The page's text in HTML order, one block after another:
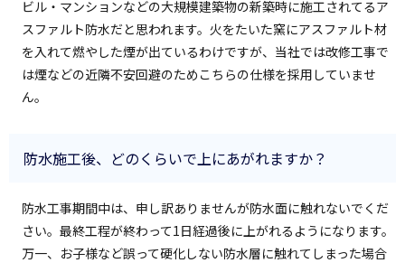
ビル・マンションなどの大規模建築物の新築時に施工されてるア
スファルト防水だと思われます。火をたいた窯にアスファルト材
を入れて燃やした煙が出ているわけですが、当社では改修工事で
は煙などの近隣不安回避のためこちらの仕様を採用していませ
ん。
防水施工後、どのくらいで上にあがれますか？
防水工事期間中は、申し訳ありませんが防水面に触れないでくだ
さい。最終工程が終わって1日経過後に上がれるようになります。
万一、お子様など誤って硬化しない防水層に触れてしまった場合